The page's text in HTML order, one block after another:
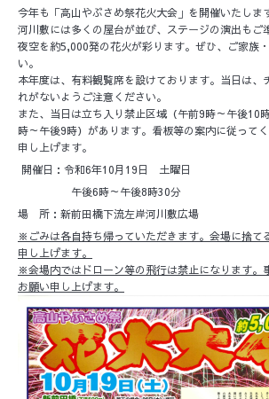
今年も「高山やぶさめ祭花火大会」を開催いたしま
河川敷には多くの屋台が並び、ステージの演出もご
夜空を約5,000発の花火が彩ります。ぜひ、ご家族
い。
本年度は、有料観覧席を設けております。当日は、
れがないようご注意ください。
また、当日は立ち入り禁止区域（午前9時～午後10
時～午後9時）があります。看板等の案内に従って
申し上げます。
開催日：令和6年10月19日 土曜日
午後6時～午後8時30分
場 所：新前田橋下流左岸河川敷広場
※ごみは各自持ち帰っていただきます。会場に捨て
申し上げます。
※会場内ではドローン等の飛行は禁止になります。
お願い申し上げます。